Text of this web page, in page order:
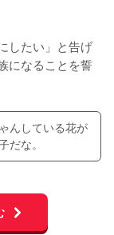
したい」と告げ
になることを誓
んしている花が
だな。